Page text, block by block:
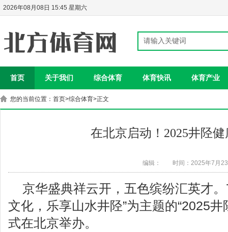
2026年08月08日 15:45 星期六
首页 关于我们 综合体育 体育快讯 体育产业
您的当前位置： 首页>综合体育>正文
在北京启动！2025井陉
编辑： 时间：2025年7月
京华盛典祥云开，五色缤纷汇英才
文化，乐享山水井陉”为主题的“2025
式在北京举办。